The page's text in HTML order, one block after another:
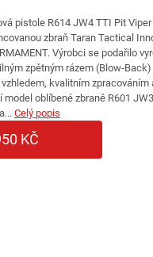
pistole R614 JW4 TTI Pit
zbraň Taran Tactical
Výrobci se podařilo
zpětným rázem (Blow-
kvalitním zpracováním
oblíbené zbraně R601
Celý popis
KČ